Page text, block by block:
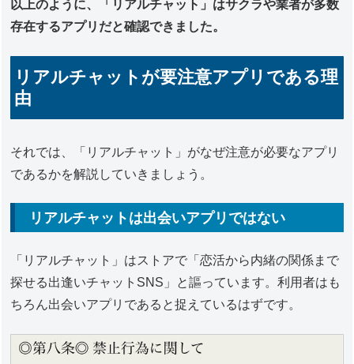
以上のように、「リアルチャット」はサクラや業者が多数
存在するアプリだと確認できました。
リアルチャットが要注意アプリである理
由
それでは、「リアルチャット」がなぜ注意が必要なアプリ
であるかを解説していきましょう。
リアルチャットは出会いアプリではない
「リアルチャット」はストアで「恋活から内緒の関係まで
探せる出逢いチャットSNS」と謳っています。利用者はも
ちろん出会いアプリであると捉えているはずです。